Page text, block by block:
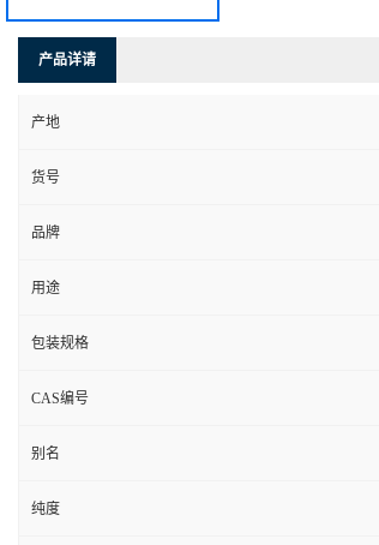
产品详请
产地
货号
品牌
用途
包装规格
CAS编号
别名
纯度